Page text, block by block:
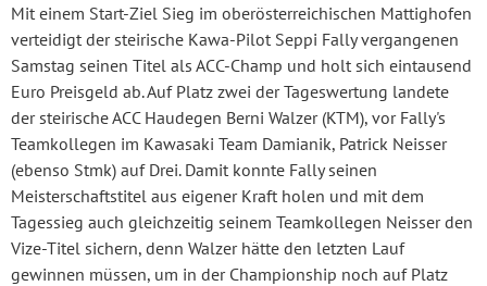
Mit einem Start-Ziel Sieg im oberösterreichischen Mattighofen
verteidigt der steirische Kawa-Pilot Seppi Fally vergangenen
Samstag seinen Titel als ACC-Champ und holt sich eintausend
Euro Preisgeld ab. Auf Platz zwei der Tageswertung landete
der steirische ACC Haudegen Berni Walzer (KTM), vor Fally's
Teamkollegen im Kawasaki Team Damianik, Patrick Neisser
(ebenso Stmk) auf Drei. Damit konnte Fally seinen
Meisterschaftstitel aus eigener Kraft holen und mit dem
Tagessieg auch gleichzeitig seinem Teamkollegen Neisser den
Vize-Titel sichern, denn Walzer hätte den letzten Lauf
gewinnen müssen, um in der Championship noch auf Platz